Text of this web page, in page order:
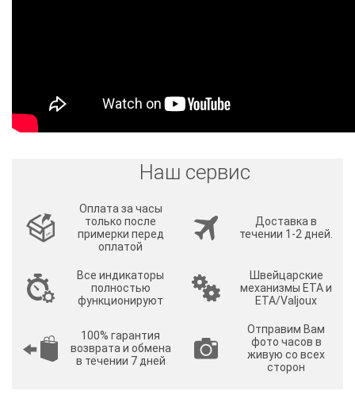
Наш сервис
Оплата за часы
только после
примерки перед
оплатой
Доставка в
течении 1-2 дней.
Все индикаторы
полностью
функционируют
Швейцарские
механизмы ETA и
ETA/Valjoux
100% гарантия
возврата и обмена
в течении 7 дней
Отправим Вам
фото часов в
живую со всех
сторон